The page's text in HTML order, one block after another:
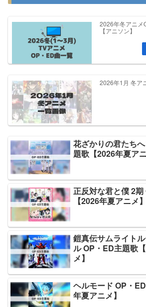
2026年冬アニメ
【アニソン】
2026年1月 冬ア
花ざかりの君たち
題歌【2026年夏アニ
正反対な君と僕 2
【2026年夏アニメ】
鎧真伝サムライト
ル OP・ED主題歌
メ】
ヘルモード OP・
年夏アニメ】